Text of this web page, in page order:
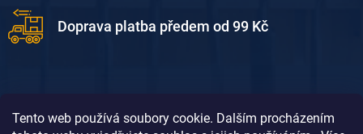
Tento web používá soubory cookie. Dalším procházením
Doprava platba předem od 99 Kč